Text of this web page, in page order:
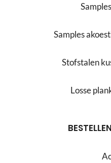
Samples
Stofstalen
Losse